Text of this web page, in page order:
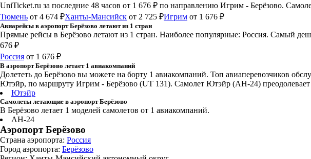
UniTicket.ru за последние 48 часов от 1 676 ₽ по направлению Игрим - Берёзово.
Тюмень от 4 674 ₽Ханты-Мансийск от 2 725 ₽Игрим от 1 676 ₽
Авиарейсы в аэропорт Берёзово летают из 1 стран
Прямые рейсы в Берёзово летают из 1 стран. Наиболее популярные: Россия. Самый
676 ₽
Россия от 1 676 ₽
В аэропорт Берёзово летает 1 авиакомпаний
Долететь до Берёзово вы можете на борту 1 авиакомпаний. Топ авиаперевозчиков
Ютэйр, по маршруту Игрим - Берёзово (UT 131). Самолет Ютэйр (АН-24) преодолевает
Ютэйр
Самолеты летающие в аэропорт Берёзово
В Берёзово летает 1 моделей самолетов от 1 авиакомпаний.
АН-24
Аэропорт Берёзово
Страна аэропорта: Россия
Город аэропорта: Берёзово